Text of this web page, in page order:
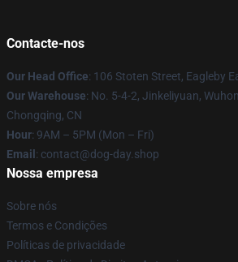
Contacte-nos
Our Head Office: 106 Stoten Street, Eagleby
Our Warehouse: No. 5-4-2, Jinkeliyuan,
Chongqing, CN
Hour: 9AM – 5PM (Mon – Fri)
Email : contact@dog-day.shop
Nossa empresa
Sobre nós
Termos e Condições
Políticas de privacidade